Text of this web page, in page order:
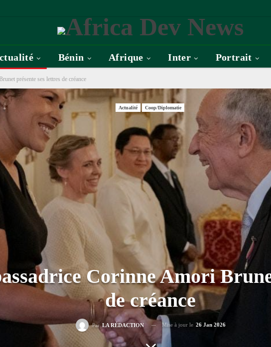
Bénin Afrique Inter Portrait
présente ses lettres de créance
Actualité Coop/Diplomatie
Corinne Amori
de créance
ParLA RÉDACTION Mise à jour le 26 Jan 2026